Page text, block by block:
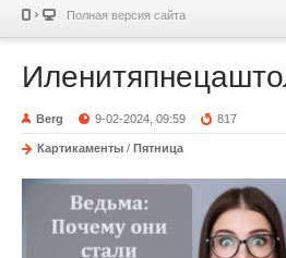
Полная версия сайта
Berg 9-02-2024, 09:59 817
Картикаменты / Пятница